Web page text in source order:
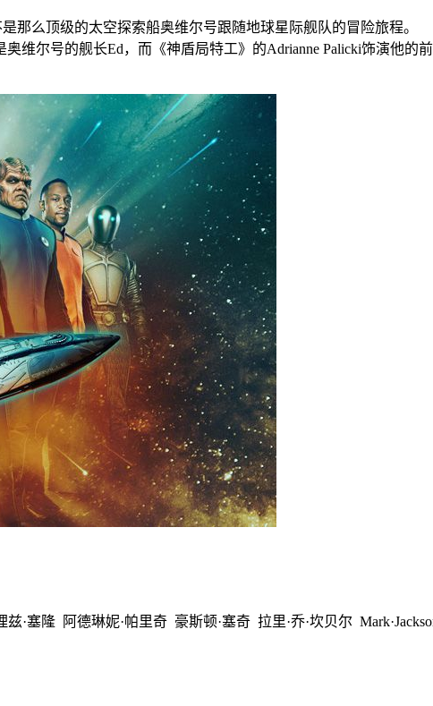
那么顶级的太空探索船奥维尔号跟随地球星际舰队的冒险旅程。
奥维尔号的舰长Ed，而《神盾局特工》的Adrianne Palicki饰演他的
塞隆 阿德琳妮·帕里奇 豪斯顿·塞奇 拉里·乔·坎贝尔